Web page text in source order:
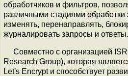
обработчиков и фильтров,
различными стадиями обработки
изменять, перенаправлять,
журналировать запросы и ответы.
Совместно с организацией
Research Group), которая
Let's Encrypt и способствует